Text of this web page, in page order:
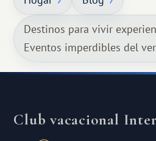
Destinos para vivir
Eventos imperdibles del
Club vacacional